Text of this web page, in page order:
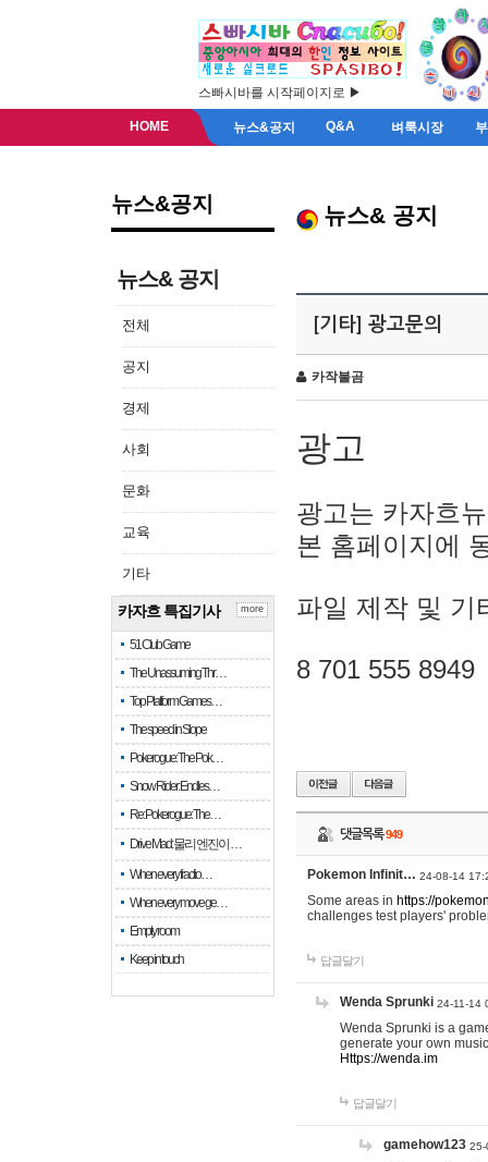
스빠시바를 시작페이지로 ▶
HOME 뉴스&공지 Q&A 벼룩시장
뉴스&공지
뉴스& 공지
전체
공지
경제
사회
문화
교육
기타
카자흐 특집기사
51 Club Game
The Unassuming Thr…
Top Platform Games…
The speed in Slope
Pokerogue: The Pok…
Snow Rider: Endles…
Re: Pokerogue: The…
Drive Mad: 물리 엔진이 …
When every fractio…
When every move ge…
Empty room
Keep in touch
more
뉴스& 공지
[기타] 광고문의
카작불곰
광고
광고는 카자흐
본 홈페이지에
파일 제작 및 기
8 701 555 8949
댓글목록949
Pokemon Infinit… 24-08-14
Some areas in https://
challenges test players'
답글달기
Wenda Sprunki 24-11-14
Wenda Sprunki is a
generate your own
Https://wenda.im
답글달기
gamehow123 25-